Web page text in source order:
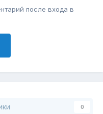
после входа в
0